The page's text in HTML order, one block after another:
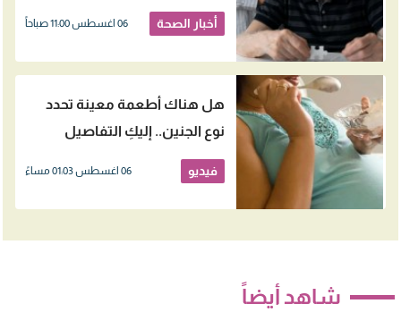
الزهايمر
أخبار الصحة 06 اغسطس 11:00 صباحاً
هل هناك أطعمة معينة تحدد
نوع الجنين.. إليكِ التفاصيل
فيديو 06 اغسطس 01:03 مساءً
شاهد أيضاً